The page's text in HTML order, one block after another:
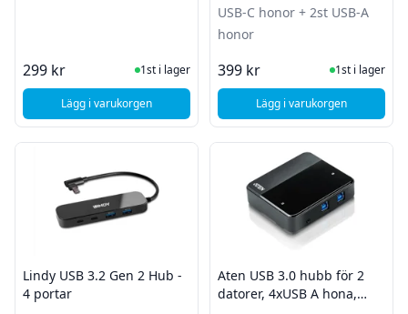
299 kr I Lager
1st i lager
Lägg i varukorgen, Andersson USB-C Hub (grå)
USB-C honor + 2st USB-A
honor
399 kr I Lager
1st i lager
Lägg i varukorgen, Deltaco USB-Hubb
Lindy USB 3.2 Gen 2 Hub -
4 portar
Aten USB 3.0 hubb för 2
datorer, 4xUSB A hona,